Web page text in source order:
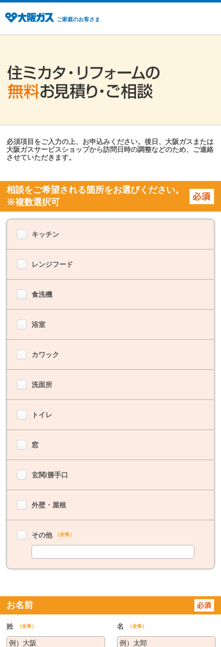
ご家庭のお客さま
必須項目をご入力の上、お申込みください。後日、大阪ガスまたは
大阪ガスサービスショップから訪問日時の調整などのため、ご連絡
させていただきます。
相談をご希望される箇所をお選びください。
※複数選択可
キッチン
レンジフード
食洗機
浴室
カワック
洗面所
トイレ
窓
玄関/勝手口
外壁・屋根
その他 （全角）
お名前
姓 （全角） 名 （全角）